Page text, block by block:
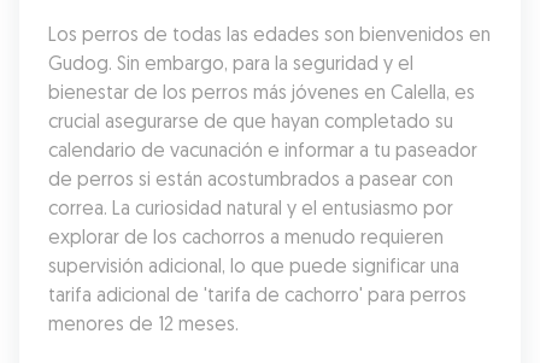
Los perros de todas las edades son bienvenidos en
Gudog. Sin embargo, para la seguridad y el
bienestar de los perros más jóvenes en Calella, es
crucial asegurarse de que hayan completado su
calendario de vacunación e informar a tu paseador
de perros si están acostumbrados a pasear con
correa. La curiosidad natural y el entusiasmo por
explorar de los cachorros a menudo requieren
supervisión adicional, lo que puede significar una
tarifa adicional de 'tarifa de cachorro' para perros
menores de 12 meses.